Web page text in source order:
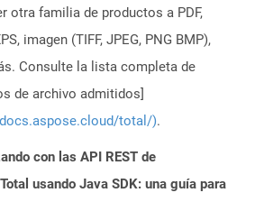
otra familia de productos a PDF,
imagen (TIFF, JPEG, PNG BMP),
Consulte la lista completa de
de archivo admitidos]
total/).
con las API REST de
usando Java SDK: una guía para